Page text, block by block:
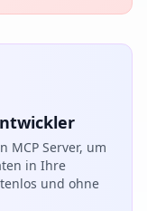
MCP Server, um
in Ihre
und ohne